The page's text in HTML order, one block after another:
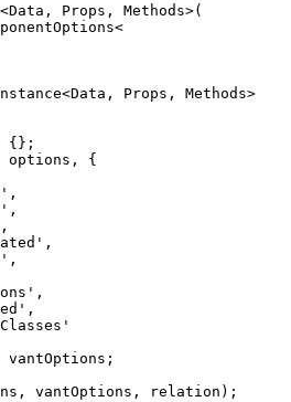
Props, Methods>(
Props, Methods>
{};
options, {
vantOptions;
vantOptions, relation);